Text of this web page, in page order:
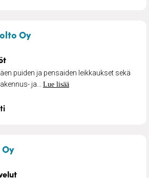
Oy– Kiinteistön hoitotyöt
puiden ja pensaiden leikkaukset sekä
ja... Lue lisää
– Kotihoidon tukipalvelut